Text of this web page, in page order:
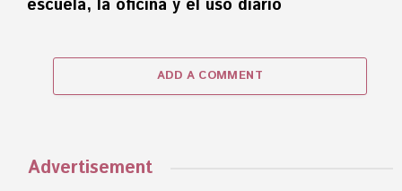
escuela, la oficina y el uso diario
ADD A COMMENT
Advertisement